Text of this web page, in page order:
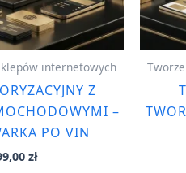
internetowych
Z
–
PO VIN
zł